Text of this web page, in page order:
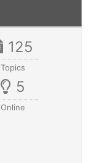
125
Topics
5
Online